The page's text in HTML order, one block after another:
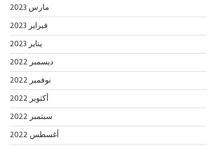
مارس 2023
فبراير 2023
يناير 2023
ديسمبر 2022
نوفمبر 2022
أكتوبر 2022
سبتمبر 2022
أغسطس 2022